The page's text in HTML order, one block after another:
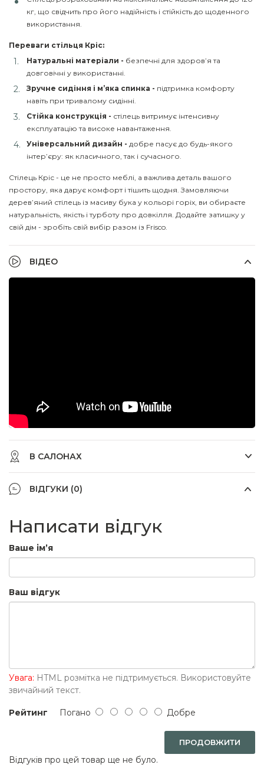
кг, що свідчить про його надійність і стійкість до щоденного
використання.
Переваги стільця Кріс:
Натуральні матеріали - безпечні для здоров’я та
довговічні у використанні.
Зручне сидіння і м’яка спинка - підтримка комфорту
навіть при тривалому сидінні.
Стійка конструкція - стілець витримує інтенсивну
експлуатацію та високе навантаження.
Універсальний дизайн - добре пасує до будь-якого
інтер’єру: як класичного, так і сучасного.
Стілець Кріс - це не просто меблі, а важлива деталь вашого
простору, яка дарує комфорт і тішить щодня. Замовляючи
дерев’яний стілець із масиву бука у кольорі горіх, ви обираєте
натуральність, якість і турботу про довкілля. Додайте затишку у
свій дім - зробіть свій вибір разом із Frisco.
ВІДЕО
В САЛОНАХ
ВІДГУКИ (0)
Написати відгук
Ваше ім’я
Ваш відгук
Увага: HTML розмітка не підтримується. Використовуйте
звичайний текст.
Рейтинг Погано Добре
ПРОДОВЖИТИ
Відгуків про цей товар ще не було.